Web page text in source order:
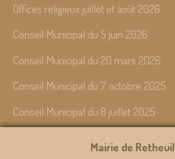
Offices religieux juillet et août 2026
Conseil Municipal du 5 juin 2026
Conseil Municipal du 20 mars 2026
Conseil Municipal du 7 octobre 2025
Conseil Municipal du 8 juillet 2025
Mairie de Retheuil